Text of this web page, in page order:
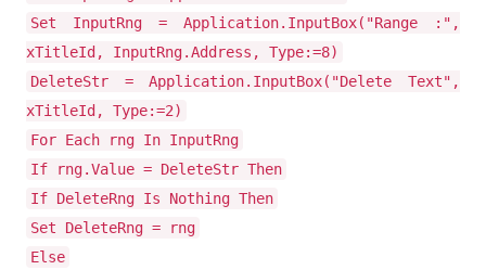
Set InputRng = Application.InputBox("Range :",
xTitleId, InputRng.Address, Type:=8)
DeleteStr = Application.InputBox("Delete Text",
xTitleId, Type:=2)
For Each rng In InputRng
If rng.Value = DeleteStr Then
If DeleteRng Is Nothing Then
Set DeleteRng = rng
Else